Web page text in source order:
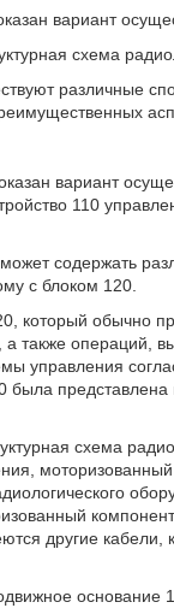
вариант
схема
различные
вариант
110
содержать
с блоком 120.
который обычно
также операций,
управления
представлена
схема
другие кабели,